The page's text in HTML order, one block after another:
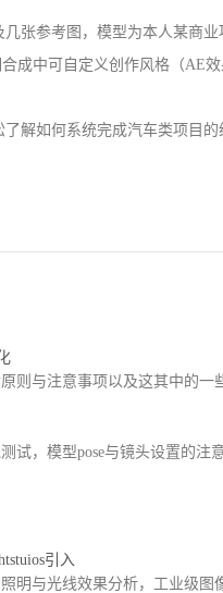
张参考图，模型为本人某商业
成中可自定义创作风格（AE
解如何系统完成汽车类项目的
则与注意事项以及这其中的一
试，模型pose与镜头设置的注
引入
明与光线效果分析，工业级图